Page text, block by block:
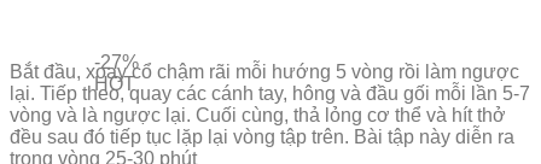
-27%
HOT
Bắt đầu, xoay cổ chậm rãi mỗi hướng 5 vòng rồi làm ngược
lại. Tiếp theo, quay các cánh tay, hông và đầu gối mỗi lần 5-7
vòng và là ngược lại. Cuối cùng, thả lỏng cơ thể và hít thở
đều sau đó tiếp tục lặp lại vòng tập trên. Bài tập này diễn ra
trong vòng 25-30 phút